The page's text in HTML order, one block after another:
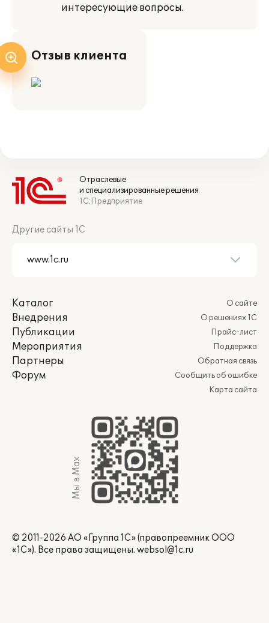
интересующие вопросы.
Отзыв клиента
Отраслевые
и специализированные решения
1С:Предприятие
Другие сайты 1С
Каталог
Внедрения
Публикации
Мероприятия
Партнеры
Форум
О сайте
О решениях 1С
Прайс-лист
Поддержка
Обратная связь
Сообщить об ошибке
Карта сайта
Мы в Max
© 2011-2026 АО «Группа 1С» (правопреемник ООО
«1С»). Все права защищены. websol@1c.ru